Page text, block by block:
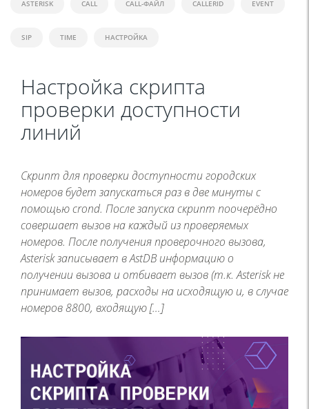
ASTERISK CALL CALL-ФАЙЛ CALLERID EVENT
SIP TIME НАСТРОЙКА
Настройка скрипта
проверки доступности
линий
Скрипт для проверки доступности городских
номеров будет запускаться раз в две минуты с
помощью crond. После запуска скрипт поочерёдно
совершает вызов на каждый из проверяемых
номеров. После получения проверочного вызова,
Asterisk записывает в AstDB информацию о
получении вызова и отбивает вызов (т.к. Asterisk не
принимает вызов, расходы на исходящую и, в случае
номеров 8800, входящую […]